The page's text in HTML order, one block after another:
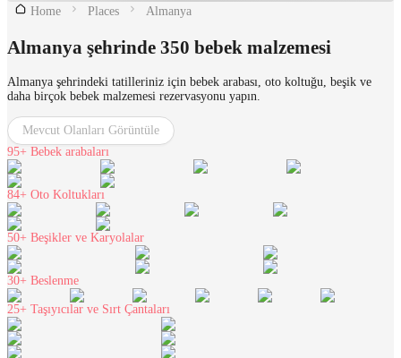
Home Places Almanya
Almanya şehrinde 350 bebek malzemesi
Almanya şehrindeki tatilleriniz için bebek arabası, oto koltuğu, beşik ve
daha birçok bebek malzemesi rezervasyonu yapın.
Mevcut Olanları Görüntüle
95+ Bebek arabaları
84+ Oto Koltukları
50+ Beşikler ve Karyolalar
30+ Beslenme
25+ Taşıyıcılar ve Sırt Çantaları